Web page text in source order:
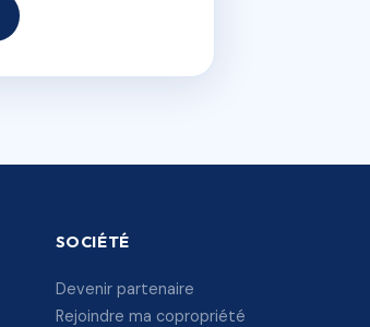
SOCIÉTÉ
Devenir partenaire
Rejoindre ma copropriété